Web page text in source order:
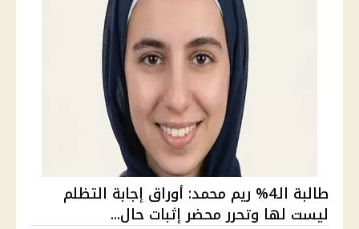
طالبة الـ4% ريم محمد: أوراق إجابة التظلم
ليست لها وتحرر محضر إثبات حال...